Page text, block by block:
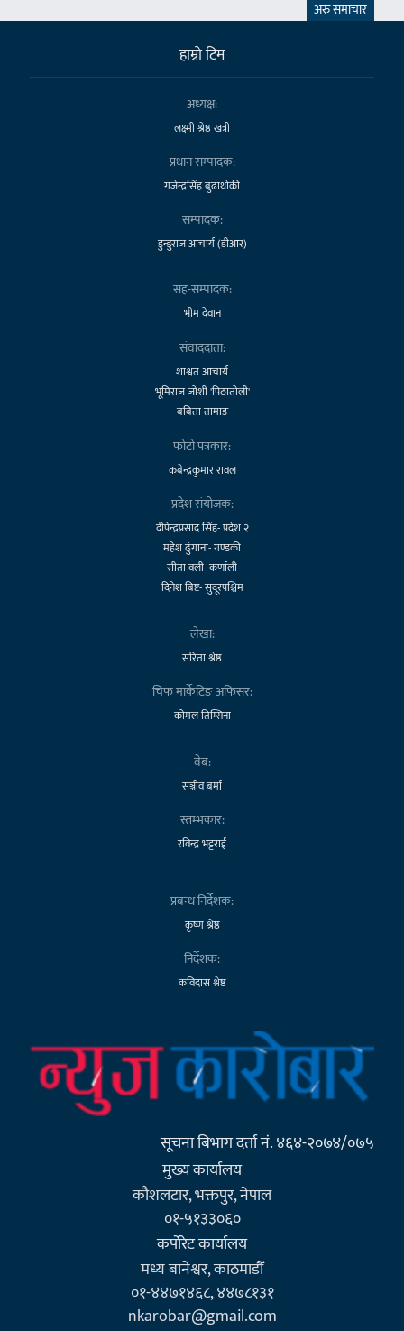
अरु समाचार
हाम्राे टिम
अध्यक्ष:
लक्ष्मी श्रेष्ठ खत्री
प्रधान सम्पादक:
गजेन्द्रसिंह बुढाथोकी
सम्पादक:
डुन्डुराज आचार्य (डीआर)
सह-सम्पादक:
भीम देवान
संवाददाता:
शाश्वत आचार्य
भूमिराज जोशी 'पिठातोली'
बबिता तामाङ
फोटो पत्रकार:
कबेन्द्रकुमार रावल
प्रदेश संयोजक:
दीपेन्द्रप्रसाद सिंह- प्रदेश २
महेश ढुंगाना- गण्डकी
सीता वली- कर्णाली
दिनेश बिष्ट- सुदूरपश्चिम
लेखा:
सरिता श्रेष्ठ
चिफ मार्केटिङ अफिसर:
कोमल तिम्सिना
वेब:
सञ्जीव बर्मा
स्तम्भकार:
रविन्द्र भट्टराई
प्रबन्ध निर्देशक:
कृष्ण श्रेष्ठ
निर्देशक:
कविदास श्रेष्ठ
सूचना बिभाग दर्ता नं. ४६४-२०७४/०७५
मुख्य कार्यालय
कौशलटार, भक्तपुर, नेपाल
०१-५१३३०६०
कर्पाेरेट कार्यालय
मध्य बानेश्वर, काठमाडौँ
०१-४४७१४६८, ४४७८१३१
nkarobar@gmail.com